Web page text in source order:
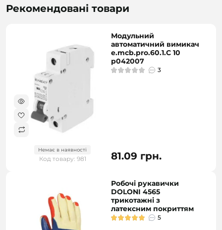
Рекомендовані товари
Немає в наявності
Код товару: 981
Модульний
автоматичний вимикач
e.mcb.pro.60.1.C 10
p042007
3
81.09 грн.
Робочі рукавички
DOLONI 4565
трикотажні з
латексним покриттям
5